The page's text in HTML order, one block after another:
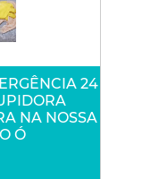
24
NA NOSSA
Ó